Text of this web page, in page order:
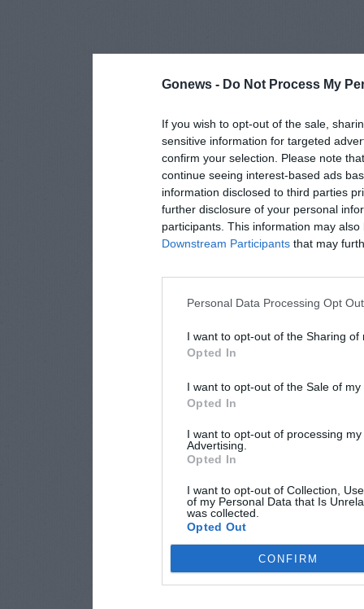
Gonews - Do Not Process My
If you wish to opt-out of the sale,
sensitive information for targeted
confirm your selection. Please note
continue seeing interest-based ads
information disclosed to third parties
further disclosure of your personal
participants. This information may
Downstream Participants that may
Personal Data Processing Opt
I want to opt-out of the Sharing of
Opted In
I want to opt-out of the Sale of
Opted In
I want to opt-out of processing
Advertising.
Opted In
I want to opt-out of Collection,
of my Personal Data that Is
was collected.
Opted Out
CONFIRM